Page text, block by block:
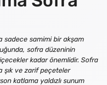
sadece samimi bir akşam
sofra düzeninin
kadar önemlidir. Sofra
şık ve zarif peçeteler
katlama yaldızlı sunum